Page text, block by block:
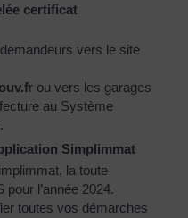
certificat
vers le site
r ou vers les garages
au Système
Simplimmat
la toute
pour l’année 2024.
toutes vos démarches